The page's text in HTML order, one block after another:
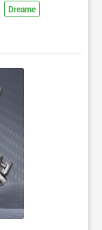
Dreame